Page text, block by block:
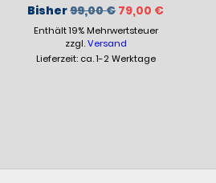
Bisher99,00€Ursprünglicher
Preis
war:
99,00 €
79,00 €Aktueller
Enthält 19% Mehrwertsteuer
zzgl.Versand
Lieferzeit: ca. 1-2 Werktage